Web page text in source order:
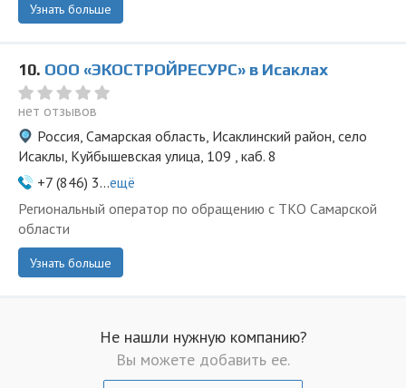
Узнать больше
10. ООО «ЭКОСТРОЙРЕСУРС» в Исаклах
нет отзывов
Россия, Самарская область, Исаклинский район, село
Исаклы, Куйбышевская улица, 109 , каб. 8
+7 (846) 3...ещё
Региональный оператор по обращению с ТКО Самарской
области
Узнать больше
Не нашли нужную компанию?
Вы можете добавить ее.